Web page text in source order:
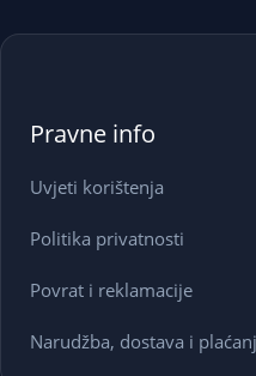
Pravne info
Uvjeti korištenja
Politika privatnosti
Povrat i reklamacije
Narudžba, dostava i